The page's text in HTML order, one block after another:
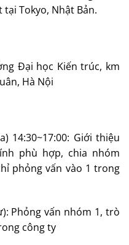
Tokyo, Nhật Bản.
Đại học Kiến trúc, km
Hà Nội
14:30~17:00: Giới thiệu
phù hợp, chia nhóm
phỏng vấn vào 1 trong
Phỏng vấn nhóm 1, trò
công ty